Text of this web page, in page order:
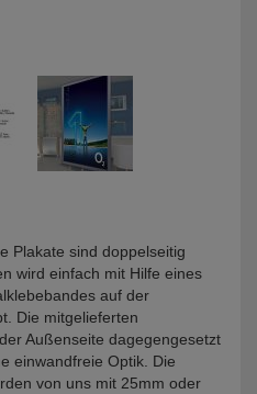
Plakate sind doppelseitig
wird einfach mit Hilfe eines
auf der
Die mitgelieferten
Außenseite dagegengesetzt
einwandfreie Optik. Die
von uns mit 25mm oder